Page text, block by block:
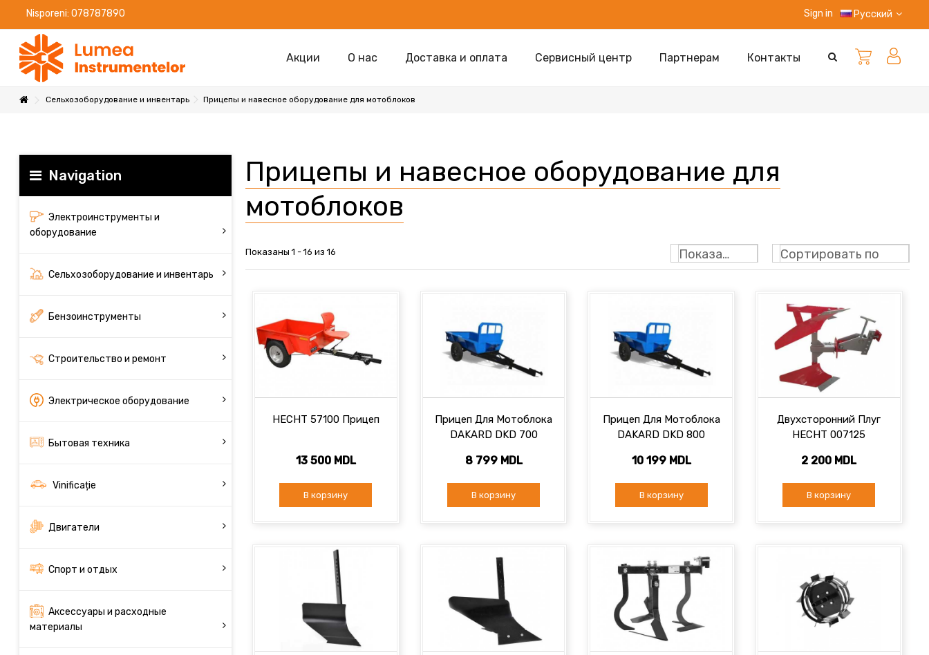
Русский
Nisporeni: 078787890 Sign in
Акции О нас Доставка и оплата Сервисный центр Партнерам Контакты
Сельхозоборудование и инвентарь Прицепы и навесное оборудование для мотоблоков
Прицепы и навесное оборудование для
мотоблоков
Показаны 1 - 16 из 16 Сортировать по
Показать: 24
HECHT 57100 Прицеп
13 500 MDL
В корзину
Прицеп Для Мотоблока
DAKARD DKD 700
8 799 MDL
В корзину
Прицеп Для Мотоблока
DAKARD DKD 800
10 199 MDL
В корзину
Двухсторонний Плуг
HECHT 007125
2 200 MDL
В корзину
Navigation
Электроинструменты и
оборудование
Сельхозоборудование и инвентарь
Бензоинструменты
Строительство и ремонт
Электрическое оборудование
Бытовая техника
Vinificație
Двигатели
Спорт и отдых
Аксессуары и расходные
материалы